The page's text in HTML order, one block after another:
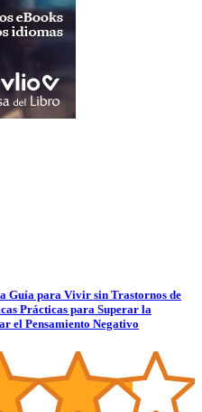
Guía para Vivir sin Trastornos de
Prácticas para Superar la
el Pensamiento Negativo